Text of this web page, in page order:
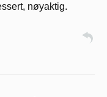
nøyaktig.